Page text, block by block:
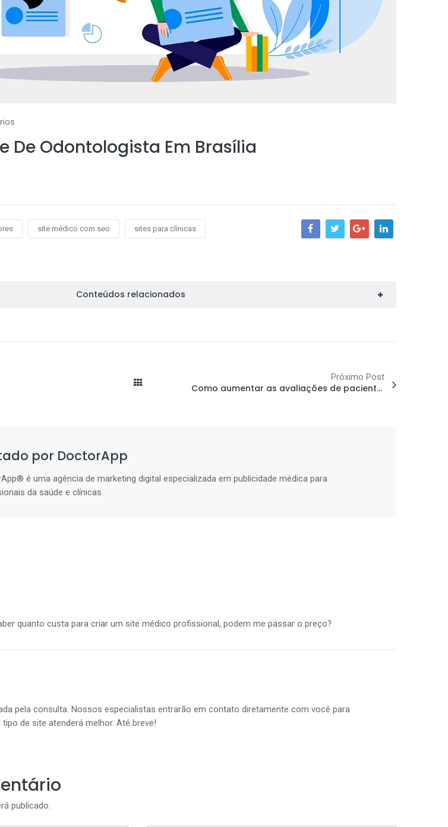
De Odontologista Em Brasília
site médico com seo sites para clínicas
Conteúdos relacionados
Próximo Post
Como aumentar as avaliações de pacientes no Google Meu Negócio e melhorar sua reputação
por DoctorApp
é uma agência de marketing digital especializada em publicidade médica para
da saúde e clínicas.
quanto custa para criar um site médico profissional, podem me passar o preço?
pela consulta. Nossos especialistas entrarão em contato diretamente com você para
de site atenderá melhor. Até breve!
publicado.